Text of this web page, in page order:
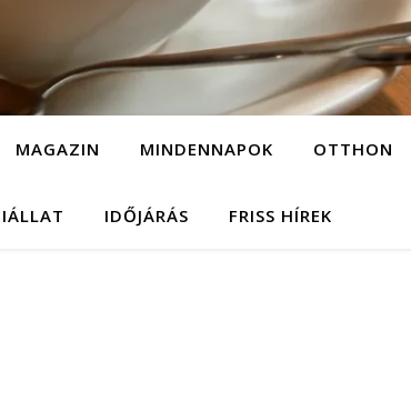
MAGAZIN MINDENNAPOK OTTHON
IDŐJÁRÁS FRISS HÍREK